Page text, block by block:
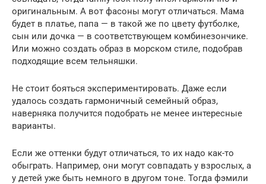
оригинальным. А вот фасоны могут отличаться. Мама
будет в платье, папа — в такой же по цвету футболке,
сын или дочка — в соответствующем комбинезончике.
Или можно создать образ в морском стиле, подобрав
подходящие всем тельняшки.
Не стоит бояться экспериментировать. Даже если
удалось создать гармоничный семейный образ,
наверняка получится подобрать не менее интересные
варианты.
Если же оттенки будут отличаться, то их надо как-то
обыграть. Например, они могут совпадать у взрослых, а
у детей уже быть немного в другом тоне. Тогда фэмили